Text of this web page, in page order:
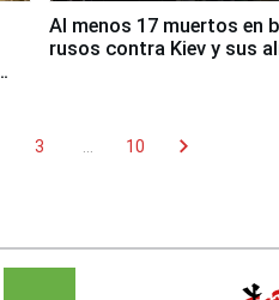
Al menos 17 muertos en
rusos contra Kiev y sus
3 10 chevron_right